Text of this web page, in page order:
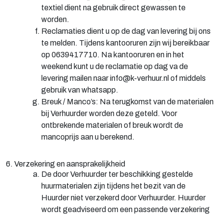
textiel dient na gebruik direct gewassen te
worden.
Reclamaties dient u op de dag van levering bij ons
te melden. Tijdens kantooruren zijn wij bereikbaar
op 0639417710. Na kantooruren en in het
weekend kunt u de reclamatie op dag va de
levering mailen naar info@k-verhuur.nl of middels
gebruik van whatsapp.
Breuk / Manco’s: Na terugkomst van de materialen
bij Verhuurder worden deze geteld. Voor
ontbrekende materialen of breuk wordt de
mancoprijs aan u berekend.
6. Verzekering en aansprakelijkheid
De door Verhuurder ter beschikking gestelde
huurmaterialen zijn tijdens het bezit van de
Huurder niet verzekerd door Verhuurder. Huurder
wordt geadviseerd om een passende verzekering